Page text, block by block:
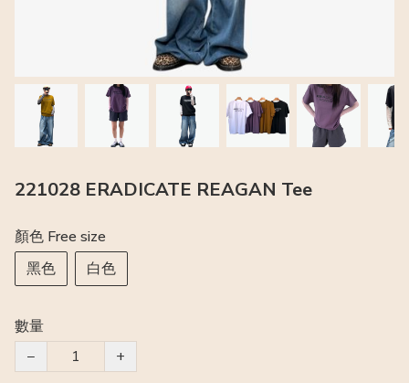
221028 ERADICATE REAGAN Tee
顏色 Free size
黑色
白色
數量
−
+